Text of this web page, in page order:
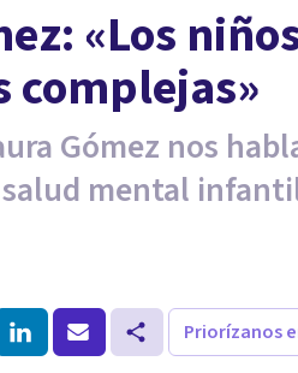
«Los
complejas»
Gómez nos
mental
Priorízanos